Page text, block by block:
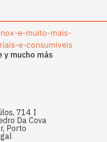
y mucho más
714 I
Da Cova
Porto